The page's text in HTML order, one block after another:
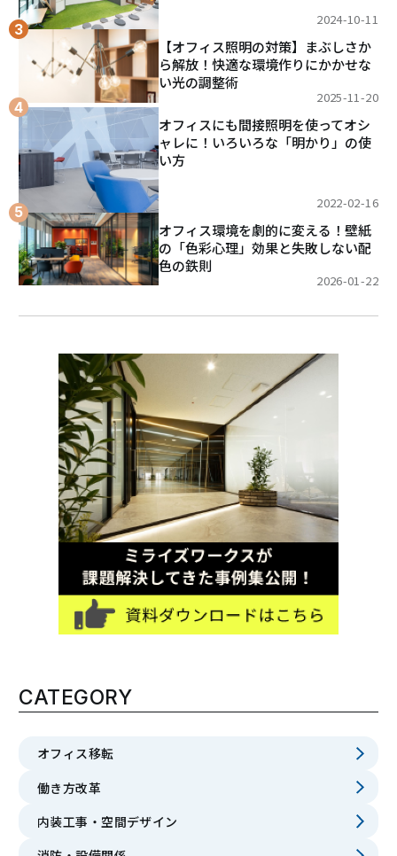
2024-10-11
【オフィス照明の対策】まぶしさか
ら解放！快適な環境作りにかかせな
い光の調整術
2025-11-20
オフィスにも間接照明を使ってオシ
ャレに！いろいろな「明かり」の使
い方
2022-02-16
オフィス環境を劇的に変える！壁紙
の「色彩心理」効果と失敗しない配
色の鉄則
2026-01-22
CATEGORY
オフィス移転
働き方改革
内装工事・空間デザイン